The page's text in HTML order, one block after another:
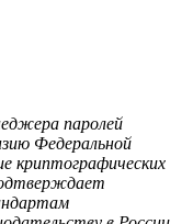
паролей
Федеральной
криптографических